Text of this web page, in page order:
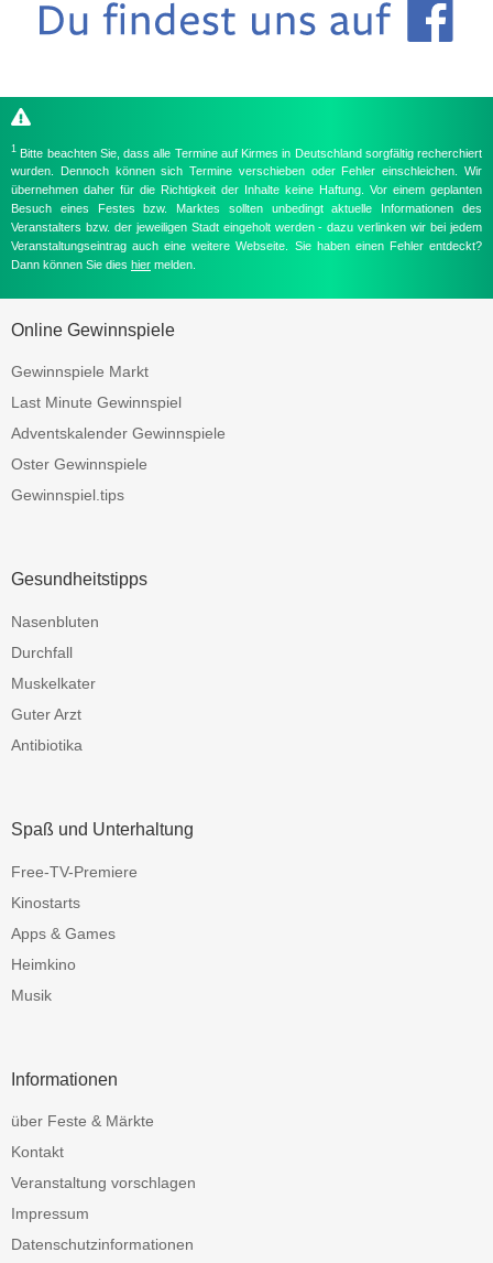
1 Bitte beachten Sie, dass alle Termine auf Kirmes in Deutschland sorgfältig recherchiert
wurden. Dennoch können sich Termine verschieben oder Fehler einschleichen. Wir
übernehmen daher für die Richtigkeit der Inhalte keine Haftung. Vor einem geplanten
Besuch eines Festes bzw. Marktes sollten unbedingt aktuelle Informationen des
Veranstalters bzw. der jeweiligen Stadt eingeholt werden - dazu verlinken wir bei jedem
Veranstaltungseintrag auch eine weitere Webseite. Sie haben einen Fehler entdeckt?
Dann können Sie dies hier melden.
Online Gewinnspiele
Gewinnspiele Markt
Last Minute Gewinnspiel
Adventskalender Gewinnspiele
Oster Gewinnspiele
Gewinnspiel.tips
Gesundheitstipps
Nasenbluten
Durchfall
Muskelkater
Guter Arzt
Antibiotika
Spaß und Unterhaltung
Free-TV-Premiere
Kinostarts
Apps & Games
Heimkino
Musik
Informationen
über Feste & Märkte
Kontakt
Veranstaltung vorschlagen
Impressum
Datenschutzinformationen